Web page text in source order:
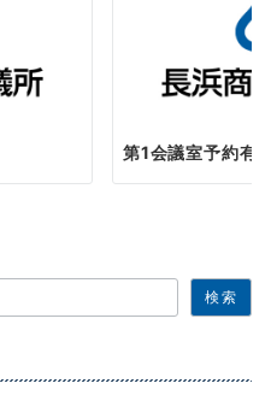
第1会議室予約有
検索